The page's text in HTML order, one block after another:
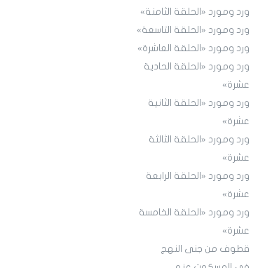
ورد ومورد «الحلقة الثامنة»
ورد ومورد «الحلقة التاسعة»
ورد ومورد «الحلقة العاشرة»
ورد ومورد «الحلقة الحادية
عشرة»
ورد ومورد «الحلقة الثانية
عشرة»
ورد ومورد «الحلقة الثالثة
عشرة»
ورد ومورد «الحلقة الرابعة
عشرة»
ورد ومورد «الحلقة الخامسة
عشرة»
قطوف من جنى النهج